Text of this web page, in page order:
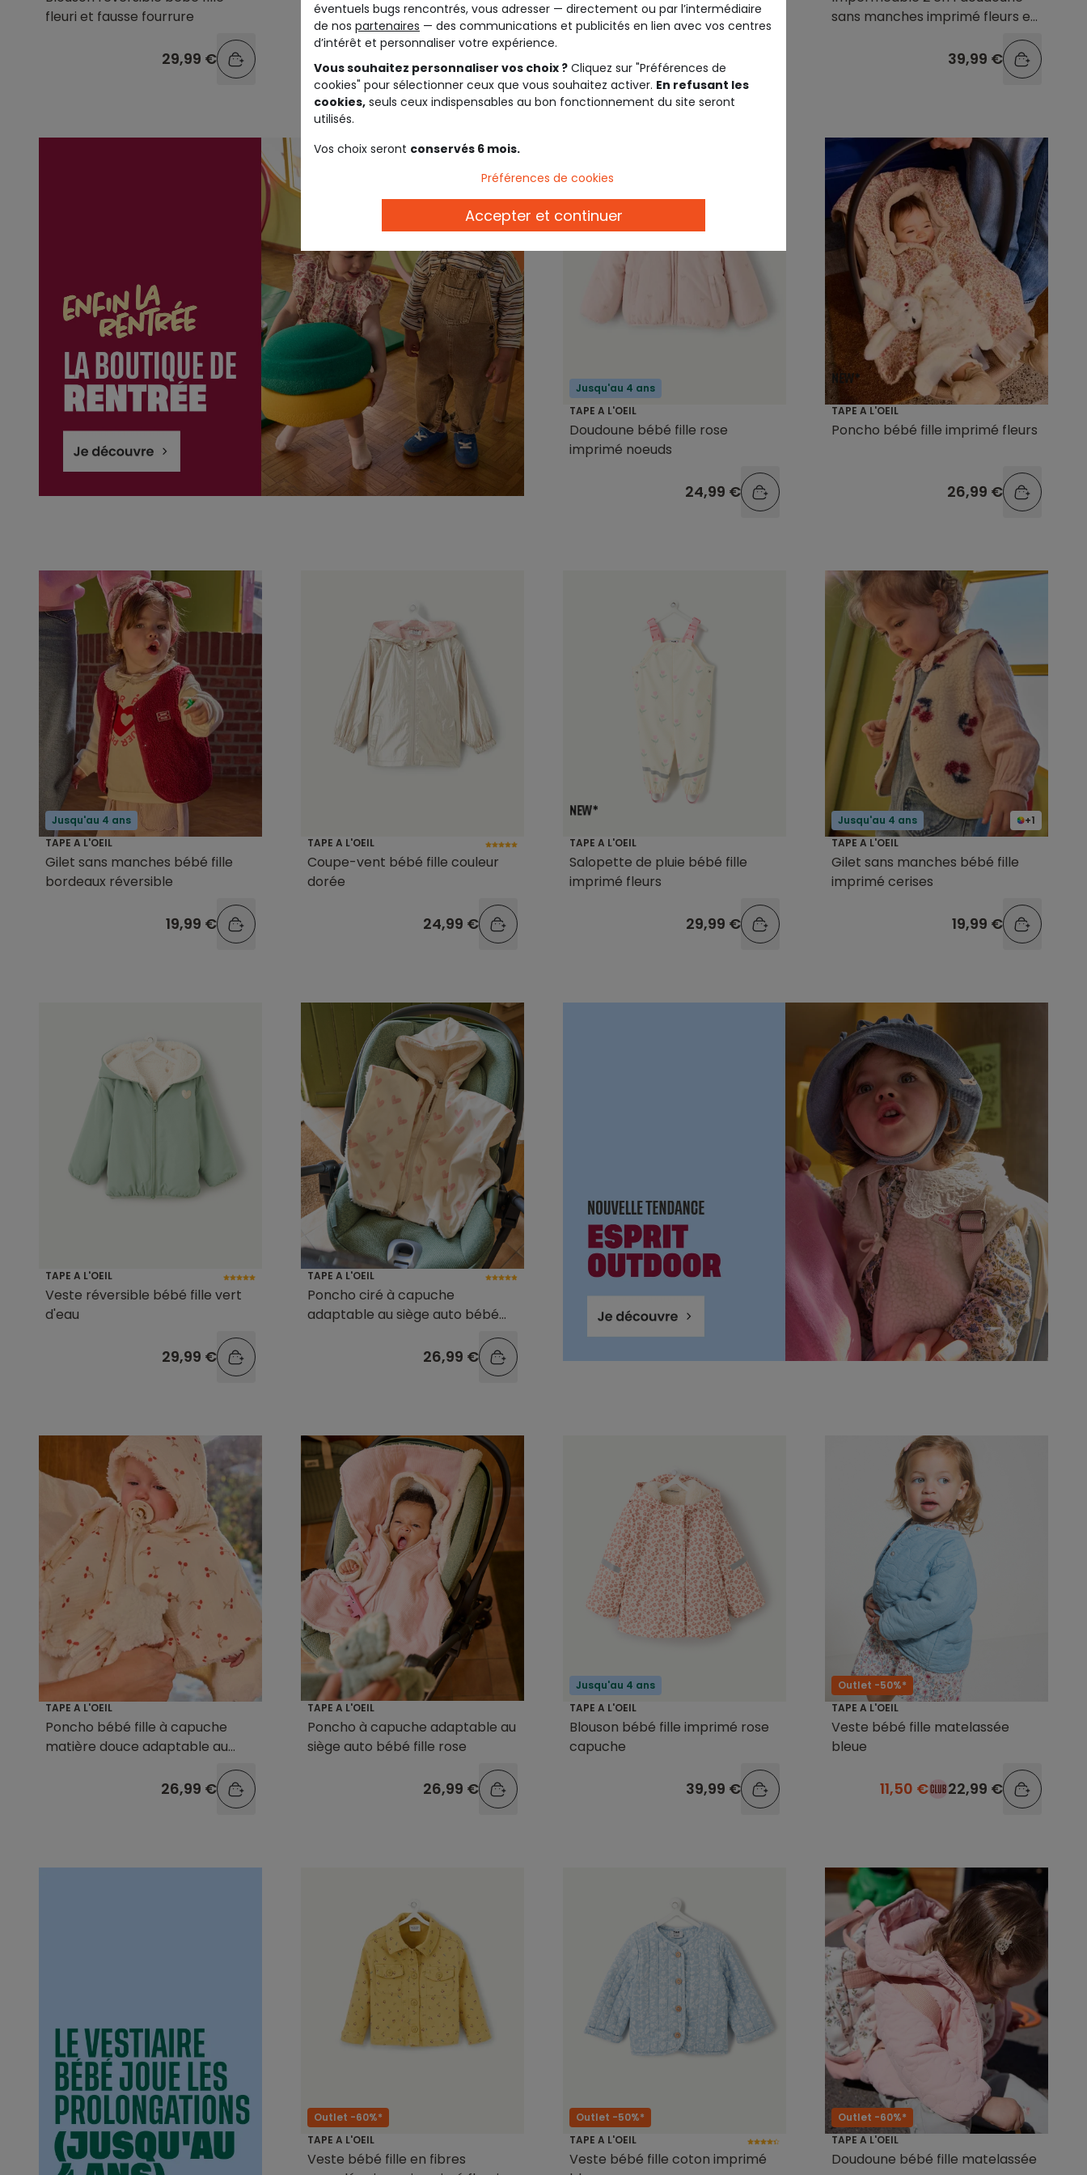
fleuri et fausse fourrure
29,99 € 25,99 € 19,99 €
sans manches imprimé fleurs et
39,99 €
Jusqu'au 4 ans
TAPE A L'OEIL
Doudoune bébé fille rose
imprimé noeuds
24,99 €
TAPE A L'OEIL
Poncho bébé fille imprimé fleurs
26,99 €
Jusqu'au 4 ans
TAPE A L'OEIL
Gilet sans manches bébé fille
bordeaux réversible
19,99 €
TAPE A L'OEIL
Coupe-vent bébé fille couleur
dorée
24,99 €
TAPE A L'OEIL
Salopette de pluie bébé fille
imprimé fleurs
29,99 €
+1
Jusqu'au 4 ans
TAPE A L'OEIL
Gilet sans manches bébé fille
imprimé cerises
19,99 €
TAPE A L'OEIL
Veste réversible bébé fille vert
d'eau
29,99 €
TAPE A L'OEIL
Poncho ciré à capuche
adaptable au siège auto bébé
26,99 €
TAPE A L'OEIL
Poncho bébé fille à capuche
matière douce adaptable au
26,99 €
TAPE A L'OEIL
Poncho à capuche adaptable au
siège auto bébé fille rose
26,99 €
Jusqu'au 4 ans
TAPE A L'OEIL
Blouson bébé fille imprimé rose
capuche
39,99 €
Outlet -50%*
TAPE A L'OEIL
Veste bébé fille matelassée
bleue
11,50 € 22,99 €
Outlet -60%*
TAPE A L'OEIL
Veste bébé fille en fibres
Outlet -50%*
TAPE A L'OEIL
Veste bébé fille coton imprimé
Outlet -60%*
TAPE A L'OEIL
Doudoune bébé fille matelassée
éventuels bugs rencontrés, vous adresser — directement ou par l’intermédiaire
de nos partenaires — des communications et publicités en lien avec vos centres
d’intérêt et personnaliser votre expérience.
Vous souhaitez personnaliser vos choix ? Cliquez sur "Préférences de
cookies" pour sélectionner ceux que vous souhaitez activer. En refusant les
cookies, seuls ceux indispensables au bon fonctionnement du site seront
utilisés.
Vos choix seront conservés 6 mois.
Préférences de cookies
Accepter et continuer